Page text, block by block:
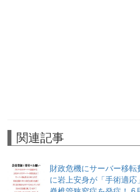
関連記事
財政危機にサーバー移転
に岩上安身が「手術適応